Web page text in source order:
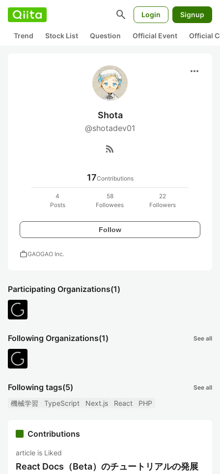
search Login Signup
Trend Stock List Question Official Event Official
more_horiz
Shota
@shotadev01
rss_feed
17Contributions
4
Posts
58
Followees
22
Followers
Follow
workGAOGAO Inc.
Participating Organizations(1)
Following Organizations(1) See all
Following tags(5) See all
機械学習 TypeScript Next.js React PHP
Contributions
article is Liked
React Docs（Beta）のチュートリアルの発展